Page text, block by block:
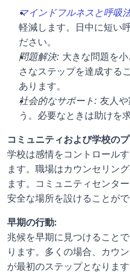
マインドフルネスと呼吸
軽減します。日中に短い
ださい。
問題解決: 大きな問題を
さなステップを達成する
あります。
社会的なサポート: 友人
う。必要なときは助けを
コミュニティおよび学校の
学校は感情をコントロール
ます。職場はカウンセリン
ます。コミュニティセンタ
安全な場所を設けることがで
早期の行動:
兆候を早期に見つけること
ります。多くの場合、カウ
が最初のステップとなりま